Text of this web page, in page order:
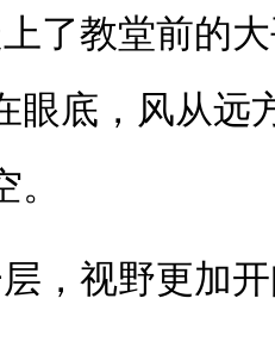
了教堂前的
眼底，风从远
，视野更加